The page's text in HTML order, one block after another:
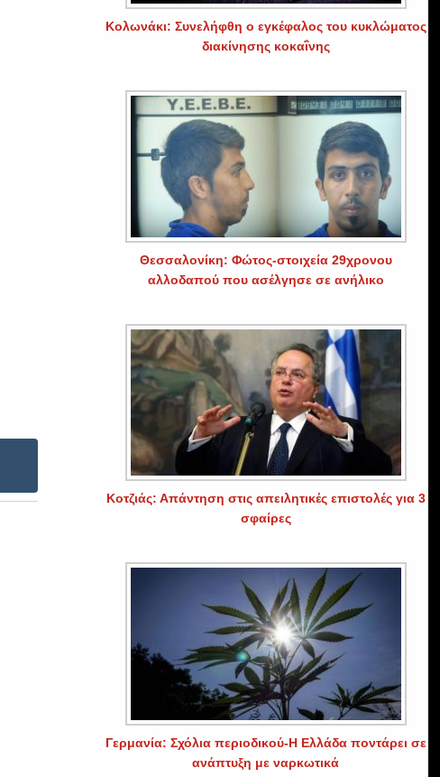
Κολωνάκι: Συνελήφθη ο εγκέφαλος του κυκλώματος
διακίνησης κοκαΐνης
Θεσσαλονίκη: Φώτος-στοιχεία 29χρονου
αλλοδαπού που ασέλγησε σε ανήλικο
Κοτζιάς: Απάντηση στις απειλητικές επιστολές για 3
σφαίρες
Γερμανία: Σχόλια περιοδικού-Η Ελλάδα ποντάρει σε
ανάπτυξη με ναρκωτικά